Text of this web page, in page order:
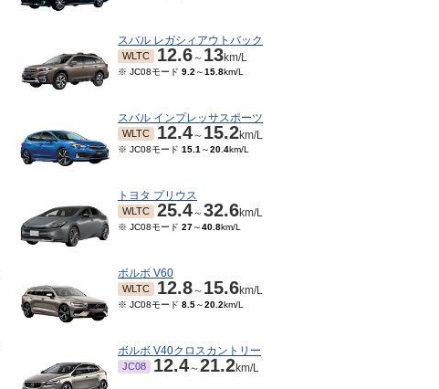
スバル レガシィアウトバック
WLTC 12.6～ 13km/L
※ JC08モード 9.2 ～15.8km/L
スバル インプレッサスポーツ
WLTC 12.4～ 15.2km/L
※ JC08モード 15.1 ～20.4km/L
トヨタ プリウス
WLTC 25.4～32.6km/L
※ JC08モード 27～40.8km/L
ボルボ V60
WLTC 12.8～ 15.6km/L
※ JC08モード 8.5～20.2km/L
ボルボ V40クロスカントリー
JC08 12.4～21.2km/L